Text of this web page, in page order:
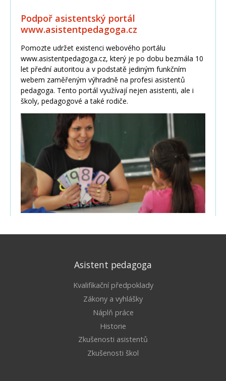
Asistent pedagoga
Kvalifikační předpoklady
Zákony a vyhlášky
Náplň práce
Historie
Zkušenosti asistentů
Zkušenosti škol